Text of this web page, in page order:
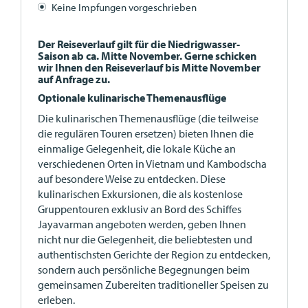
Keine Impfungen vorgeschrieben
Der Reiseverlauf gilt für die Niedrigwasser-
Saison ab ca. Mitte November. Gerne schicken
wir Ihnen den Reiseverlauf bis Mitte November
auf Anfrage zu.
Optionale kulinarische Themenausflüge
Die kulinarischen Themenausflüge (die teilweise
die regulären Touren ersetzen) bieten Ihnen die
einmalige Gelegenheit, die lokale Küche an
verschiedenen Orten in Vietnam und Kambodscha
auf besondere Weise zu entdecken. Diese
kulinarischen Exkursionen, die als kostenlose
Gruppentouren exklusiv an Bord des Schiffes
Jayavarman angeboten werden, geben Ihnen
nicht nur die Gelegenheit, die beliebtesten und
authentischsten Gerichte der Region zu entdecken,
sondern auch persönliche Begegnungen beim
gemeinsamen Zubereiten traditioneller Speisen zu
erleben.